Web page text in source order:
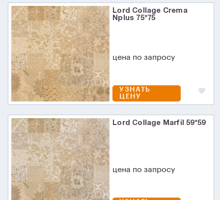
Lord Collage Crema
Nplus 75*75
цена по запросу
УЗНАТЬ
ЦЕНУ
Lord Collage Marfil 59*59
цена по запросу